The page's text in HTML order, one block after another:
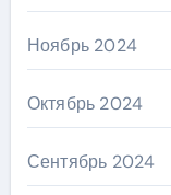
Ноябрь 2024
Октябрь 2024
Сентябрь 2024